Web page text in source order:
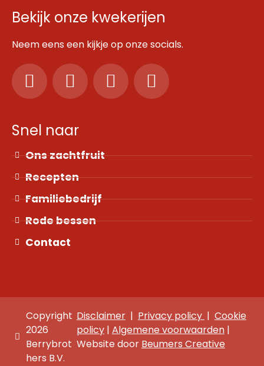
Bekijk onze kwekerijen
Neem eens een kijkje op onze socials.
Snel naar
Ons zachtfruit
Recepten
Familiebedrijf
Rode bessen
Contact
Copyright
2026
Berrybrot
hers B.V.
Disclaimer| Privacy policy | Cookie
policy| Algemene voorwaarden|
Website door Beumers Creative